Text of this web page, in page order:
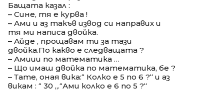
Бащата казал :
– Сине, тя е курва !
– Ами и аз такъв извод си направих и
тя ми написа двойка.
– Айде , прощавам ти за тази
двойка.По какво е следващата ?
– Амиии по математика …
– Що имаш двойка по математика, бе ?
– Тате, оная вика:“ Колко е 5 по 6 ?“ и аз
викам : “ 30 „.“Ами колко е 6 по 5 ?“